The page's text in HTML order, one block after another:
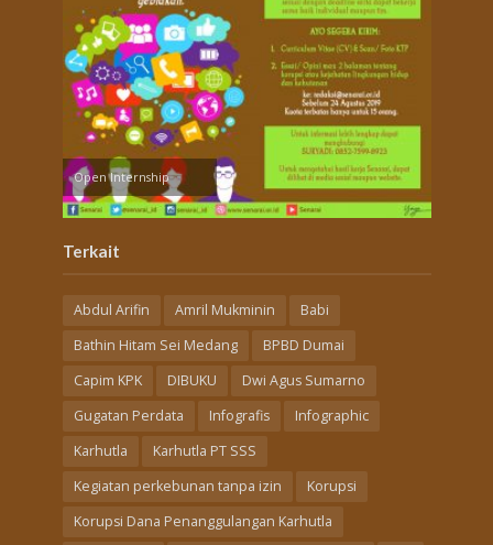
Open Internship
Terkait
Abdul Arifin Amril Mukminin
Babi
Bathin Hitam Sei Medang
BPBD Dumai
Capim KPK
DIBUKU
Dwi Agus Sumarno
Gugatan Perdata
Infografis
Infographic
Karhutla
Karhutla PT SSS
Kegiatan perkebunan tanpa izin
Korupsi
Korupsi Dana Penanggulangan Karhutla